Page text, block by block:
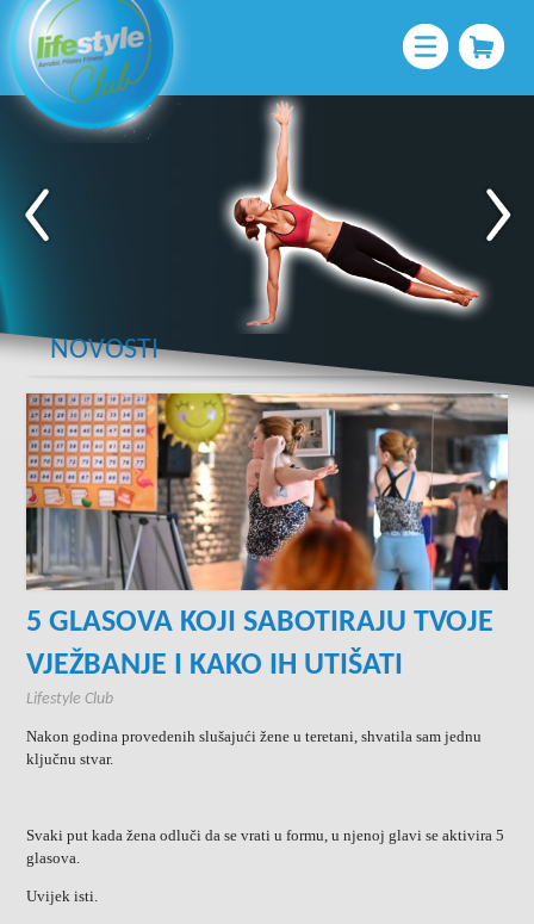
NOVOSTI
5 GLASOVA KOJI SABOTIRAJU TVOJE
VJEŽBANJE I KAKO IH UTIŠATI
Lifestyle Club
Nakon godina provedenih slušajući žene u teretani, shvatila sam jednu
ključnu stvar.
Svaki put kada žena odluči da se vrati u formu, u njenoj glavi se aktivira 5
glasova.
Uvijek isti.